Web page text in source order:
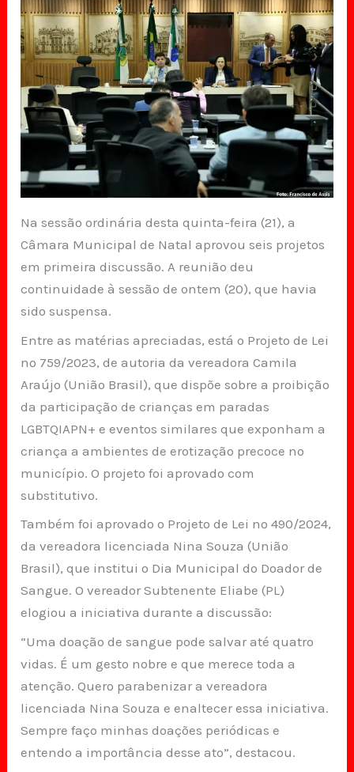
Na sessão ordinária desta quinta-feira (21), a
Câmara Municipal de Natal aprovou seis projetos
em primeira discussão. A reunião deu
continuidade à sessão de ontem (20), que havia
sido suspensa.
Entre as matérias apreciadas, está o Projeto de Lei
nº 759/2023, de autoria da vereadora Camila
Araújo (União Brasil), que dispõe sobre a proibição
da participação de crianças em paradas
LGBTQIAPN+ e eventos similares que exponham a
criança a ambientes de erotização precoce no
município. O projeto foi aprovado com
substitutivo.
Também foi aprovado o Projeto de Lei nº 490/2024,
da vereadora licenciada Nina Souza (União
Brasil), que institui o Dia Municipal do Doador de
Sangue. O vereador Subtenente Eliabe (PL)
elogiou a iniciativa durante a discussão:
“Uma doação de sangue pode salvar até quatro
vidas. É um gesto nobre e que merece toda a
atenção. Quero parabenizar a vereadora
licenciada Nina Souza e enaltecer essa iniciativa.
Sempre faço minhas doações periódicas e
entendo a importância desse ato”, destacou.